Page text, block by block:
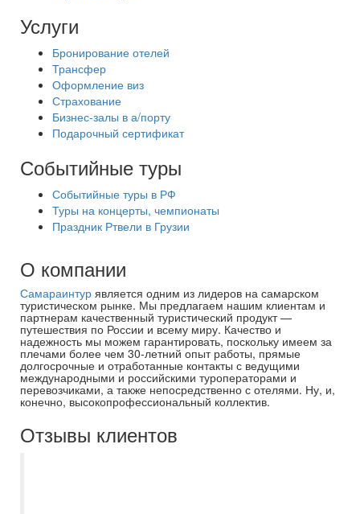
Услуги
Бронирование отелей
Трансфер
Оформление виз
Страхование
Бизнес-залы в а/порту
Подарочный сертификат
Событийные туры
Событийные туры в РФ
Туры на концерты, чемпионаты
Праздник Ртвели в Грузии
О компании
Самараинтур является одним из лидеров на самарском
туристическом рынке. Мы предлагаем нашим клиентам и
партнерам качественный туристический продукт —
путешествия по России и всему миру. Качество и
надежность мы можем гарантировать, поскольку имеем за
плечами более чем 30-летний опыт работы, прямые
долгосрочные и отработанные контакты с ведущими
международными и российскими туроператорами и
перевозчиками, а также непосредственно с отелями. Ну, и,
конечно, высокопрофессиональный коллектив.
Отзывы клиентов